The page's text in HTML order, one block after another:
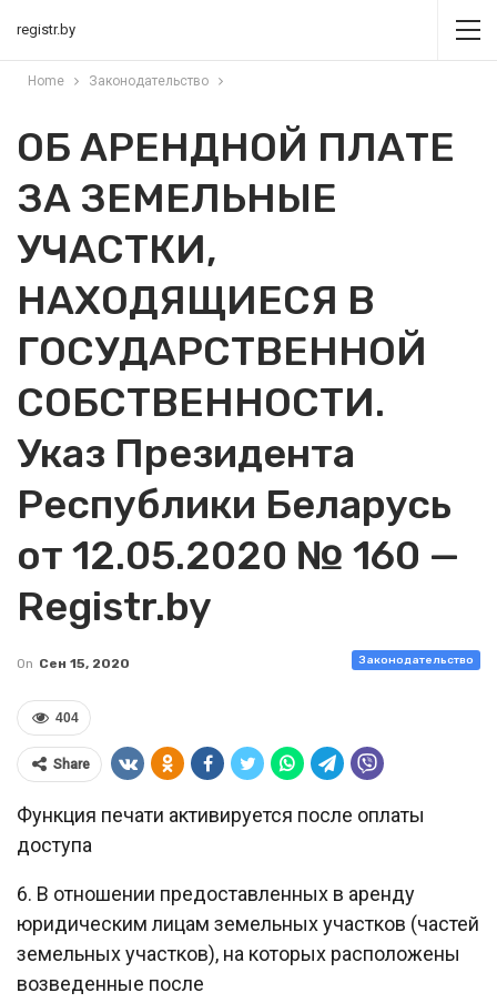
registr.by
Home Законодательство
ОБ АРЕНДНОЙ ПЛАТЕ
ЗА ЗЕМЕЛЬНЫЕ
УЧАСТКИ,
НАХОДЯЩИЕСЯ В
ГОСУДАРСТВЕННОЙ
СОБСТВЕННОСТИ.
Указ Президента
Республики Беларусь
от 12.05.2020 № 160 —
Registr.by
Законодательство
On Сен 15, 2020
404
Share
Функция печати активируется после оплаты
доступа
6. В отношении предоставленных в аренду
юридическим лицам земельных участков (частей
земельных участков), на которых расположены
возведенные после